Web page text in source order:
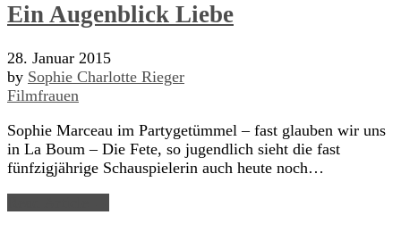
Ein Augenblick Liebe
28. Januar 2015
by Sophie Charlotte Rieger
Filmfrauen
Sophie Marceau im Partygetümmel – fast glauben wir uns
in La Boum – Die Fete, so jugendlich sieht die fast
fünfzigjährige Schauspielerin auch heute noch…